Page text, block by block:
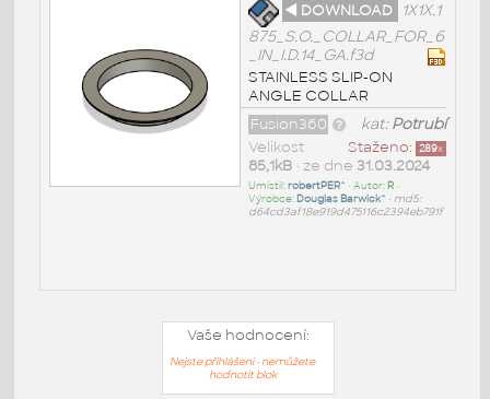
◄ DOWNLOAD
1X1X.1
875_S.O._COLLAR_FOR_6
_IN_I.D.14_GA.f3d
STAINLESS SLIP-ON
ANGLE COLLAR
kat:Potrubí
Fusion360
Staženo: 289x
Velikost
85,1kB• ze dne 31.03.2024
Umístil:robertPER^ • Autor: R•
Výrobce: Douglas Barwick^ • md5:
d64cd3af18e919d475116c2394eb791f
Vaše hodnocení:
Nejste přihlášeni - nemůžete
hodnotit blok